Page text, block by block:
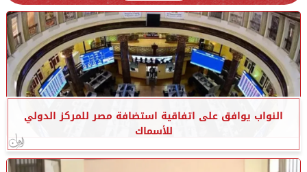
النواب يوافق على اتفاقية استضافة مصر للمركز الدولي
للأسماك